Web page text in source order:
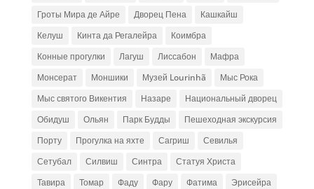
Гроты Мира де Айре
Дворец Пена
Кашкайш
Келуш
Кинта да Регалейра
Коимбра
Конные прогулки
Лагуш Лиссабон
Мафра
Монсерат
Моншики Музей Lourinhã
Мыс Рока
Мыс святого Викентия
Назаре
Национальный дворец
Обидуш
Ольян Парк Будды
Пешеходная экскурсия
Порту
Прогулка на яхте Сагриш
Севилья
Сетубал
Силвиш Синтра
Статуя Христа
Тавира
Томар Фаду Фару Фатима
Эрисейра